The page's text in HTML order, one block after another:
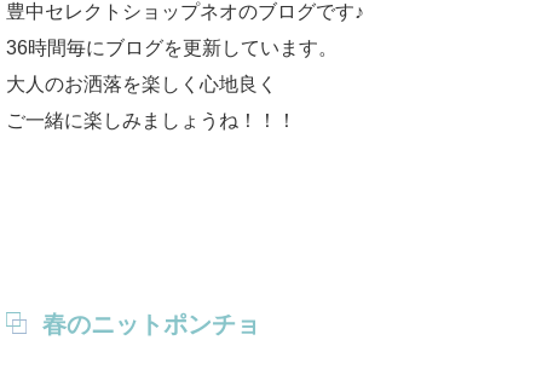
豊中セレクトショップネオのブログです♪
36時間毎にブログを更新しています。
大人のお洒落を楽しく心地良く
ご一緒に楽しみましょうね！！！
春のニットポンチョ